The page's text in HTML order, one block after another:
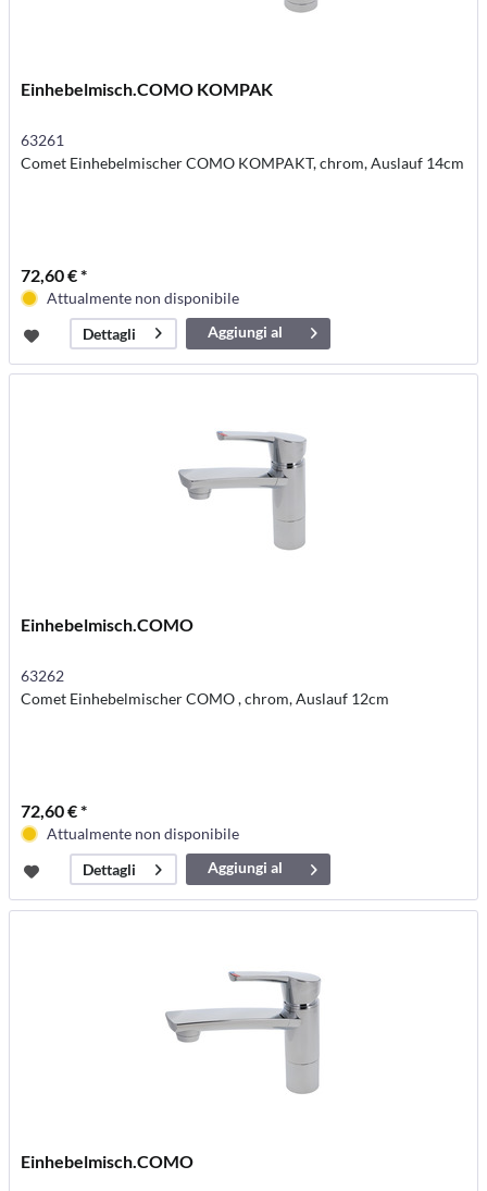
Einhebelmisch.COMO KOMPAK
63261
Comet Einhebelmischer COMO KOMPAKT, chrom, Auslauf 14cm
72,60 € *
Attualmente non disponibile
Dettagli
Aggiungi al
carrello
Einhebelmisch.COMO
63262
Comet Einhebelmischer COMO , chrom, Auslauf 12cm
72,60 € *
Attualmente non disponibile
Dettagli
Aggiungi al
carrello
Einhebelmisch.COMO